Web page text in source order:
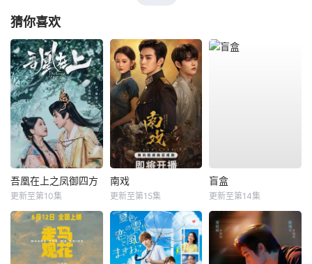
猜你喜欢
吾凰在上之凤御四方
更新至第10集
南戏
更新至第15集
盲盒
更新至第14集